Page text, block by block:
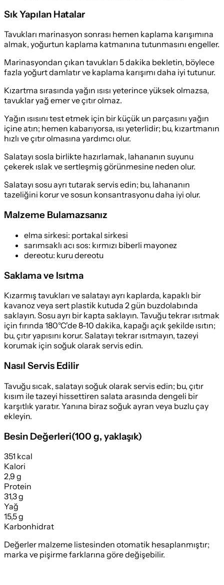
Sık Yapılan Hatalar
Tavukları marinasyon sonrası hemen kaplama karışımına
almak, yoğurtun kaplama katmanına tutunmasını engeller.
Marinasyondan çıkan tavukları 5 dakika bekletin, böylece
fazla yoğurt damlatır ve kaplama karışımı daha iyi tutunur.
Kızartma sırasında yağın ısısı yeterince yüksek olmazsa,
tavuklar yağ emer ve çıtır olmaz.
Yağın ısısını test etmek için bir küçük un parçasını yağın
içine atın; hemen kabarıyorsa, ısı yeterlidir; bu, kızartmanın
hızlı ve çıtır olmasına yardımcı olur.
Salatayı sosla birlikte hazırlamak, lahananın suyunu
çekerek ıslak ve sertleşmiş görünmesine neden olur.
Salatayı sosu ayrı tutarak servis edin; bu, lahananın
tazeliğini korur ve sosun konsantrasyonu daha iyi olur.
Malzeme Bulamazsanız
elma sirkesi: portakal sirkesi
sarımsaklı acı sos: kırmızı biberli mayonez
dereotu: kuru dereotu
Saklama ve Isıtma
Kızarmış tavukları ve salatayı ayrı kaplarda, kapaklı bir
kavanoz veya sert plastik kutuda 2 gün buzdolabında
saklayın. Sosu ayrı bir kapta saklayın. Tavuğu tekrar ısıtmak
için fırında 180°C'de 8-10 dakika, kapağı açık şekilde ısıtın;
bu, çıtır yapısını korur. Salatayı tekrar ısıtmayın, tazeyi
korumak için soğuk olarak servis edin.
Nasıl Servis Edilir
Tavuğu sıcak, salatayı soğuk olarak servis edin; bu, çıtır
kısım ile tazeyi hissettiren salata arasında dengeli bir
karşıtlık yaratır. Yanına biraz soğuk ayran veya buzlu çay
ekleyin.
Besin Değerleri(100 g, yaklaşık)
351 kcal
Kalori
2,9 g
Protein
31,3 g
Yağ
15,5 g
Karbonhidrat
Değerler malzeme listesinden otomatik hesaplanmıştır;
marka ve pişirme farklarına göre değişebilir.